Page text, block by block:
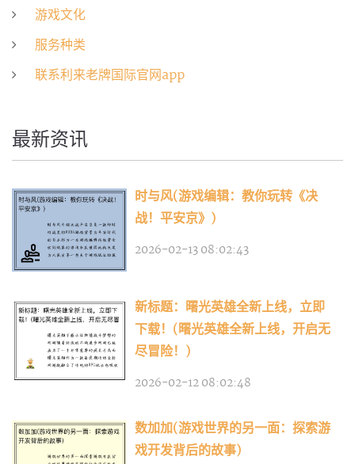
游戏文化
服务种类
联系利来老牌国际官网app
最新资讯
时与风(游戏编辑：教你玩转《决
战！平安京》)
2026-02-13 08:02:43
新标题：曙光英雄全新上线，立即
下载！(曙光英雄全新上线，开启无
尽冒险！)
2026-02-12 08:02:48
数加加(游戏世界的另一面：探索游
戏开发背后的故事)